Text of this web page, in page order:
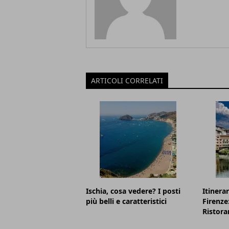
ARTICOLI CORRELATI
Ischia, cosa vedere? I posti
più belli e caratteristici